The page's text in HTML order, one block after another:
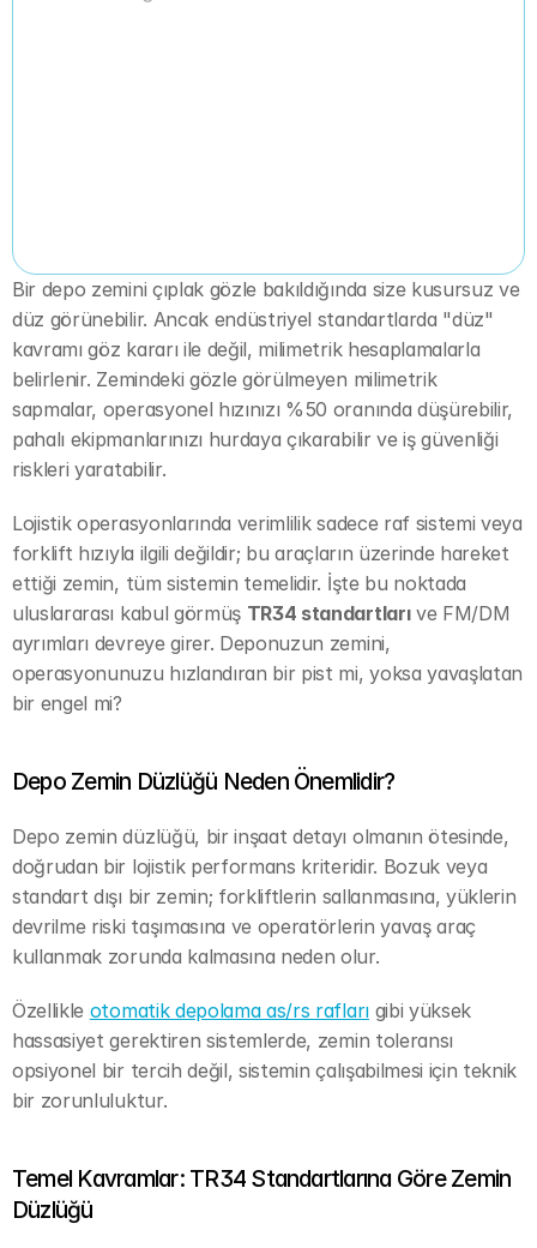
Bir depo zemini çıplak gözle bakıldığında size kusursuz ve
düz görünebilir. Ancak endüstriyel standartlarda "düz"
kavramı göz kararı ile değil, milimetrik hesaplamalarla
belirlenir. Zemindeki gözle görülmeyen milimetrik
sapmalar, operasyonel hızınızı %50 oranında düşürebilir,
pahalı ekipmanlarınızı hurdaya çıkarabilir ve iş güvenliği
riskleri yaratabilir.
Lojistik operasyonlarında verimlilik sadece raf sistemi veya
forklift hızıyla ilgili değildir; bu araçların üzerinde hareket
ettiği zemin, tüm sistemin temelidir. İşte bu noktada
uluslararası kabul görmüş TR34 standartları ve FM/DM
ayrımları devreye girer. Deponuzun zemini,
operasyonunuzu hızlandıran bir pist mi, yoksa yavaşlatan
bir engel mi?
Depo Zemin Düzlüğü Neden Önemlidir?
Depo zemin düzlüğü, bir inşaat detayı olmanın ötesinde,
doğrudan bir lojistik performans kriteridir. Bozuk veya
standart dışı bir zemin; forkliftlerin sallanmasına, yüklerin
devrilme riski taşımasına ve operatörlerin yavaş araç
kullanmak zorunda kalmasına neden olur.
Özellikle otomatik depolama as/rs rafları gibi yüksek
hassasiyet gerektiren sistemlerde, zemin toleransı
opsiyonel bir tercih değil, sistemin çalışabilmesi için teknik
bir zorunluluktur.
Temel Kavramlar: TR34 Standartlarına Göre Zemin
Düzlüğü